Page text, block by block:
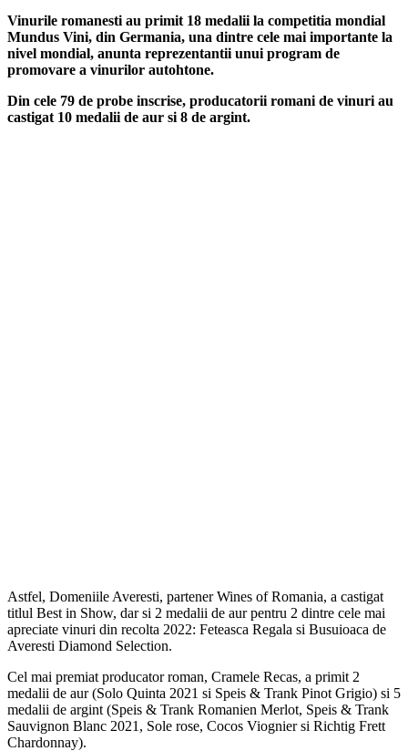
Vinurile romanesti au primit 18 medalii la competitia mondial
Mundus Vini, din Germania, una dintre cele mai importante la
nivel mondial, anunta reprezentantii unui program de
promovare a vinurilor autohtone.
Din cele 79 de probe inscrise, producatorii romani de vinuri au
castigat 10 medalii de aur si 8 de argint.
Astfel, Domeniile Averesti, partener Wines of Romania, a castigat
titlul Best in Show, dar si 2 medalii de aur pentru 2 dintre cele mai
apreciate vinuri din recolta 2022: Feteasca Regala si Busuioaca de
Averesti Diamond Selection.
Cel mai premiat producator roman, Cramele Recas, a primit 2
medalii de aur (Solo Quinta 2021 si Speis & Trank Pinot Grigio) si 5
medalii de argint (Speis & Trank Romanien Merlot, Speis & Trank
Sauvignon Blanc 2021, Sole rose, Cocos Viognier si Richtig Frett
Chardonnay).